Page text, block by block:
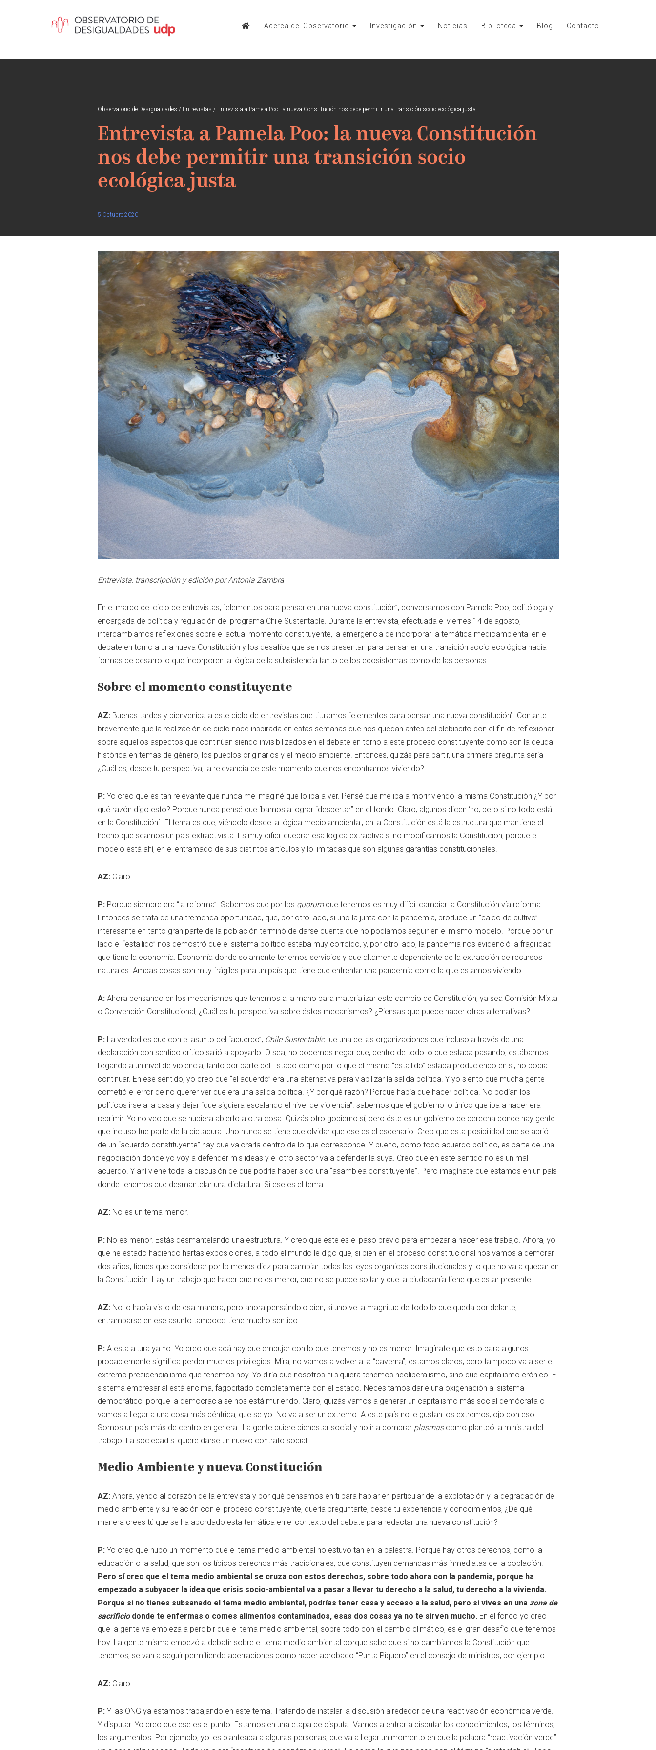
Acerca del Observatorio Investigación Noticias Biblioteca Blog Contacto
Observatorio de Desigualdades / Entrevistas / Entrevista a Pamela Poo: la nueva Constitución nos debe permitir una transición socio ecológica justa
Entrevista a Pamela Poo: la nueva Constitución
nos debe permitir una transición socio
ecológica justa
5 Octubre 2020
Entrevista, transcripción y edición por Antonia Zambra
En el marco del ciclo de entrevistas, “elementos para pensar en una nueva constitución”, conversamos con Pamela Poo, politóloga y
encargada de política y regulación del programa Chile Sustentable. Durante la entrevista, efectuada el viernes 14 de agosto,
intercambiamos reflexiones sobre el actual momento constituyente, la emergencia de incorporar la temática medioambiental en el
debate en torno a una nueva Constitución y los desafíos que se nos presentan para pensar en una transición socio ecológica hacia
formas de desarrollo que incorporen la lógica de la subsistencia tanto de los ecosistemas como de las personas.
Sobre el momento constituyente
AZ:Buenas tardes y bienvenida a este ciclo de entrevistas que titulamos “elementos para pensar una nueva constitución”. Contarte
brevemente que la realización de ciclo nace inspirada en estas semanas que nos quedan antes del plebiscito con el fin de reflexionar
sobre aquellos aspectos que continúan siendo invisibilizados en el debate en torno a este proceso constituyente como son la deuda
histórica en temas de género, los pueblos originarios y el medio ambiente. Entonces, quizás para partir, una primera pregunta sería
¿Cuál es, desde tu perspectiva, la relevancia de este momento que nos encontramos viviendo?
P:Yo creo que es tan relevante que nunca me imaginé que lo iba a ver. Pensé que me iba a morir viendo la misma Constitución ¿Y por
qué razón digo esto? Porque nunca pensé que íbamos a lograr “despertar” en el fondo. Claro, algunos dicen ‘no, pero si no todo está
en la Constitución´. El tema es que, viéndolo desde la lógica medio ambiental, en la Constitución está la estructura que mantiene el
hecho que seamos un país extractivista. Es muy difícil quebrar esa lógica extractiva si no modificamos la Constitución, porque el
modelo está ahí, en el entramado de sus distintos artículos y lo limitadas que son algunas garantías constitucionales.
AZ:Claro.
P:Porque siempre era “la reforma”. Sabemos que por los quorumque tenemos es muy difícil cambiar la Constitución vía reforma.
Entonces se trata de una tremenda oportunidad, que, por otro lado, si uno la junta con la pandemia, produce un “caldo de cultivo”
interesante en tanto gran parte de la población terminó de darse cuenta que no podíamos seguir en el mismo modelo. Porque por un
lado el “estallido” nos demostró que el sistema político estaba muy corroído, y, por otro lado, la pandemia nos evidenció la fragilidad
que tiene la economía. Economía donde solamente tenemos servicios y que altamente dependiente de la extracción de recursos
naturales. Ambas cosas son muy frágiles para un país que tiene que enfrentar una pandemia como la que estamos viviendo.
A:Ahora pensando en los mecanismos que tenemos a la mano para materializar este cambio de Constitución, ya sea Comisión Mixta
o Convención Constitucional, ¿Cuál es tu perspectiva sobre éstos mecanismos? ¿Piensas que puede haber otras alternativas?
P:La verdad es que con el asunto del “acuerdo”, Chile Sustentablefue una de las organizaciones que incluso a través de una
declaración con sentido crítico salió a apoyarlo. O sea, no podemos negar que, dentro de todo lo que estaba pasando, estábamos
llegando a un nivel de violencia, tanto por parte del Estado como por lo que el mismo “estallido” estaba produciendo en sí, no podía
continuar. En ese sentido, yo creo que “el acuerdo” era una alternativa para viabilizar la salida política. Y yo siento que mucha gente
cometió el error de no querer ver que era una salida política. ¿Y por qué razón? Porque había que hacer política. No podían los
políticos irse a la casa y dejar “que siguiera escalando el nivel de violencia”. sabemos que el gobierno lo único que iba a hacer era
reprimir. Yo no veo que se hubiera abierto a otra cosa. Quizás otro gobierno sí, pero éste es un gobierno de derecha donde hay gente
que incluso fue parte de la dictadura. Uno nunca se tiene que olvidar que ese es el escenario. Creo que esta posibilidad que se abrió
de un “acuerdo constituyente” hay que valorarla dentro de lo que corresponde. Y bueno, como todo acuerdo político, es parte de una
negociación donde yo voy a defender mis ideas y el otro sector va a defender la suya. Creo que en este sentido no es un mal
acuerdo. Y ahí viene toda la discusión de que podría haber sido una “asamblea constituyente”. Pero imagínate que estamos en un país
donde tenemos que desmantelar una dictadura. Si ese es el tema.
AZ:No es un tema menor.
P:No es menor. Estás desmantelando una estructura. Y creo que este es el paso previo para empezar a hacer ese trabajo. Ahora, yo
que he estado haciendo hartas exposiciones, a todo el mundo le digo que, si bien en el proceso constitucional nos vamos a demorar
dos años, tienes que considerar por lo menos diez para cambiar todas las leyes orgánicas constitucionales y lo que no va a quedar en
la Constitución. Hay un trabajo que hacer que no es menor, que no se puede soltar y que la ciudadanía tiene que estar presente.
AZ:No lo había visto de esa manera, pero ahora pensándolo bien, si uno ve la magnitud de todo lo que queda por delante,
entramparse en ese asunto tampoco tiene mucho sentido.
P:A esta altura ya no. Yo creo que acá hay que empujar con lo que tenemos y no es menor. Imagínate que esto para algunos
probablemente significa perder muchos privilegios. Mira, no vamos a volver a la “caverna”, estamos claros, pero tampoco va a ser el
extremo presidencialismo que tenemos hoy. Yo diría que nosotros ni siquiera tenemos neoliberalismo, sino que capitalismo crónico. El
sistema empresarial está encima, fagocitado completamente con el Estado. Necesitamos darle una oxigenación al sistema
democrático, porque la democracia se nos está muriendo. Claro, quizás vamos a generar un capitalismo más social demócrata o
vamos a llegar a una cosa más céntrica, que se yo. No va a ser un extremo. A este país no le gustan los extremos, ojo con eso.
Somos un país más de centro en general. La gente quiere bienestar social y no ir a comprar plasmascomo planteó la ministra del
trabajo. La sociedad sí quiere darse un nuevo contrato social.
Medio Ambiente y nueva Constitución
AZ:Ahora, yendo al corazón de la entrevista y por qué pensamos en ti para hablar en particular de la explotación y la degradación del
medio ambiente y su relación con el proceso constituyente, quería preguntarte, desde tu experiencia y conocimientos, ¿De qué
manera crees tú que se ha abordado esta temática en el contexto del debate para redactar una nueva constitución?
P: Yo creo que hubo un momento que el tema medio ambiental no estuvo tan en la palestra. Porque hay otros derechos, como la
educación o la salud, que son los típicos derechos más tradicionales, que constituyen demandas más inmediatas de la población.
Pero sí creo que el tema medio ambiental se cruza con estos derechos, sobre todo ahora con la pandemia, porque ha
empezado a subyacer la idea que crisis socio-ambiental va a pasar a llevar tu derecho a la salud, tu derecho a la vivienda.
Porque si no tienes subsanado el tema medio ambiental, podrías tener casa y acceso a la salud, pero si vives en una zona de
sacrificiodonde te enfermas o comes alimentos contaminados, esas dos cosas ya no te sirven mucho.En el fondo yo creo
que la gente ya empieza a percibir que el tema medio ambiental, sobre todo con el cambio climático, es el gran desafío que tenemos
hoy. La gente misma empezó a debatir sobre el tema medio ambiental porque sabe que si no cambiamos la Constitución que
tenemos, se van a seguir permitiendo aberraciones como haber aprobado “Punta Piquero” en el consejo de ministros, por ejemplo.
AZ:Claro.
P:Y las ONG ya estamos trabajando en este tema. Tratando de instalar la discusión alrededor de una reactivación económica verde.
Y disputar. Yo creo que ese es el punto. Estamos en una etapa de disputa. Vamos a entrar a disputar los conocimientos, los términos,
los argumentos. Por ejemplo, yo les planteaba a algunas personas, que va a llegar un momento en que la palabra “reactivación verde”